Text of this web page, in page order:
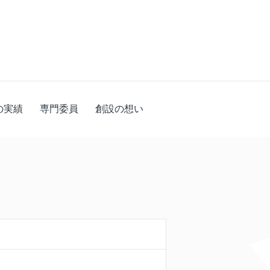
実績 専門委員 創設の想い